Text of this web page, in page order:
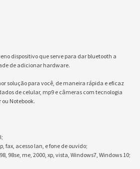
dispositivo que serve para dar bluetooth a
de adicionar hardware.
solução para você, de maneira rápida e eficaz
de celular, mp9 e câmeras com tecnologia
Notebook.
fax, acesso lan, e fone de ouvido;
98se, me, 2000, xp, vista, Windows7, Windows 10;